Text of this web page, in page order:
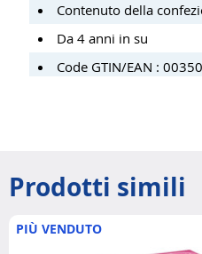
Contenuto della
Da 4 anni in su
Code GTIN/EAN :
Prodotti simili
PIÙ VENDUTO